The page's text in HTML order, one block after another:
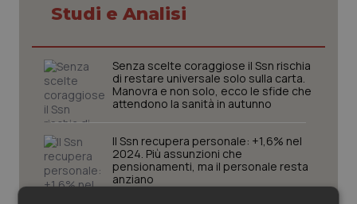
Sardegna
Sicilia
Toscana
Umbria
Valle D’Aosta
Malattia di Crohn & Rettocolite Ulcerosa
Neuroscienze & patologie neurodegenerative
Obesità
Oftalmologia
Oncodermatologia
Studi e Analisi
Senza scelte coraggiose il Ssn rischia
di restare universale solo sulla carta.
Manovra e non solo, ecco le sfide che
attendono la sanità in autunno
Il Ssn recupera personale: +1,6% nel
2024. Più assunzioni che
pensionamenti, ma il personale resta
anziano